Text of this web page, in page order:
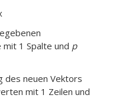
1 Spalte und p
des neuen Vektors
mit 1 Zeilen und